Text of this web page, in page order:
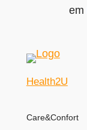
em
Health2U
Care&Confort